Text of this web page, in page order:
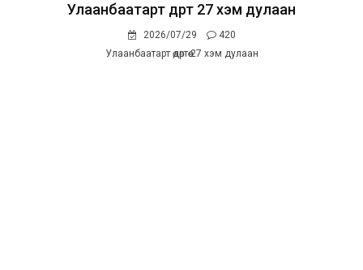
Улаанбаатарт өдөртөө 27 хэм дулаан
2026/07/29
420
Улаанбаатарт өдөртөө 27 хэм дулаан